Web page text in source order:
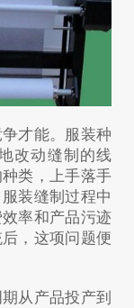
才能。服装种
改动缝制的线
类，上手落手
装缝制过程中
率和产品污迹
，这项问题便
从产品投产到